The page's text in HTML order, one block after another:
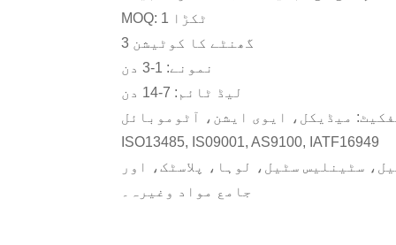
MOQ: 1 ٹکڑا
3 گھنٹے کا کوٹیشن
نمونے: 1-3 دن
لیڈ ٹائم: 7-14 دن
ISO13485, IS09001, AS9100, IATF16949
سٹینلیس سٹیل، لوہا، پلاسٹک، اور
جامع مواد وغیرہ۔